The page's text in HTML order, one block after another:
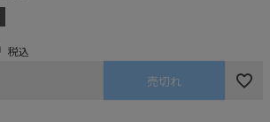
税込
売切れ